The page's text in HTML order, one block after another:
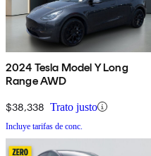
2024 Tesla Model Y Long
Range AWD
$38,338 Trato justo
Incluye tarifas de conc.